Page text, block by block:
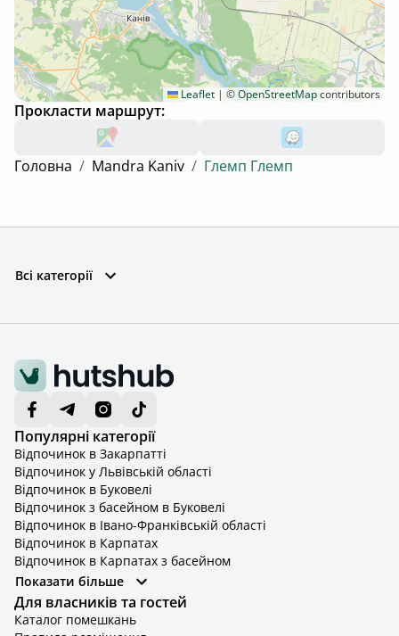
Leaflet | ©OpenStreetMapcontributors
Прокласти маршрут:
Головна / Mandra Kaniv / Глемп Глемп
Всі категорії
Популярні категорії
Відпочинок в Закарпатті
Відпочинок у Львівській області
Відпочинок в Буковелі
Відпочинок з басейном в Буковелі
Відпочинок в Івано-Франківській області
Відпочинок в Карпатах
Відпочинок в Карпатах з басейном
Відпочинок в Київській області
Відпочинок в Київській області з басейном
Відпочинок в Тернопільській області
Відпочинок у Вінницькій області
Показати більше
Для власників та гостей
Каталог помешкань